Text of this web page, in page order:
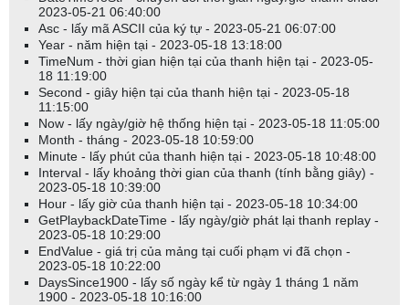
2023-05-21 06:40:00
Asc - lấy mã ASCII của ký tự - 2023-05-21 06:07:00
Year - năm hiện tại - 2023-05-18 13:18:00
TimeNum - thời gian hiện tại của thanh hiện tại - 2023-05-
18 11:19:00
Second - giây hiện tại của thanh hiện tại - 2023-05-18
11:15:00
Now - lấy ngày/giờ hệ thống hiện tại - 2023-05-18 11:05:00
Month - tháng - 2023-05-18 10:59:00
Minute - lấy phút của thanh hiện tại - 2023-05-18 10:48:00
Interval - lấy khoảng thời gian của thanh (tính bằng giây) -
2023-05-18 10:39:00
Hour - lấy giờ của thanh hiện tại - 2023-05-18 10:34:00
GetPlaybackDateTime - lấy ngày/giờ phát lại thanh replay -
2023-05-18 10:29:00
EndValue - giá trị của mảng tại cuối phạm vi đã chọn -
2023-05-18 10:22:00
DaysSince1900 - lấy số ngày kể từ ngày 1 tháng 1 năm
1900 - 2023-05-18 10:16:00